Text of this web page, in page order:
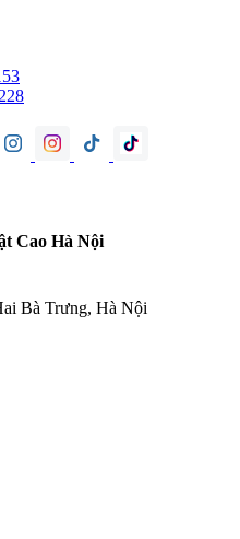
Cao Hà Nội
Bà Trưng, Hà Nội